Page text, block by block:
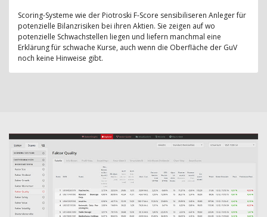
Scoring-Systeme wie der Piotroski F-Score sensibiliseren Anleger für
potenzielle Bilanzrisiken bei ihren Aktien. Sie zeigen auf wo
potenzielle Schwachstellen liegen und liefern manchmal eine
Erklärung für schwache Kurse, auch wenn die Oberfläche der GuV
noch keine Hinweise gibt.